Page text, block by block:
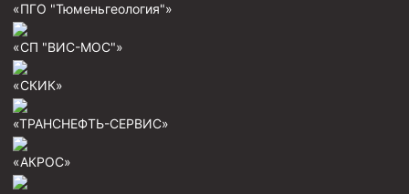
Переводники
Кольца ограничительные ПЦ и ЦЦ
Пробки цементировочные
«ПГО "Тюменьгеология"»
«СП "ВИС-МОС"»
«СКИК»
«ТРАНСНЕФТЬ-СЕРВИС»
«АКРОС»